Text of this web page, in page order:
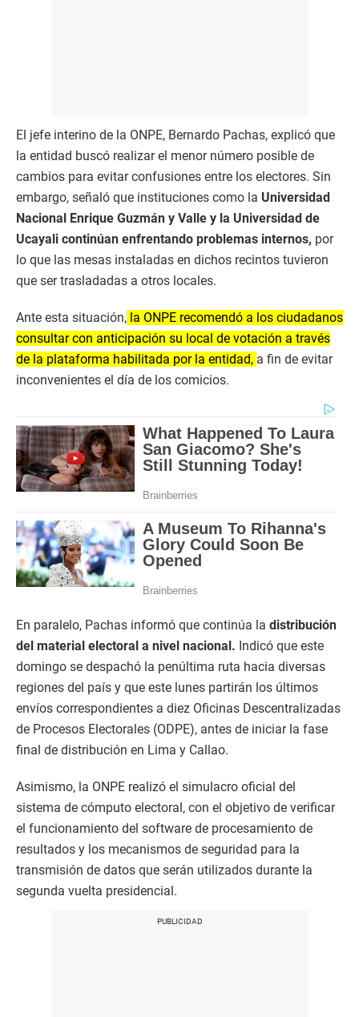
El jefe interino de la ONPE, Bernardo Pachas, explicó que
la entidad buscó realizar el menor número posible de
cambios para evitar confusiones entre los electores. Sin
embargo, señaló que instituciones como la Universidad
Nacional Enrique Guzmán y Valle y la Universidad de
Ucayali continúan enfrentando problemas internos, por
lo que las mesas instaladas en dichos recintos tuvieron
que ser trasladadas a otros locales.
Ante esta situación, la ONPE recomendó a los ciudadanos
consultar con anticipación su local de votación a través
de la plataforma habilitada por la entidad, a fin de evitar
inconvenientes el día de los comicios.
En paralelo, Pachas informó que continúa la distribución
del material electoral a nivel nacional. Indicó que este
domingo se despachó la penúltima ruta hacia diversas
regiones del país y que este lunes partirán los últimos
envíos correspondientes a diez Oficinas Descentralizadas
de Procesos Electorales (ODPE), antes de iniciar la fase
final de distribución en Lima y Callao.
Asimismo, la ONPE realizó el simulacro oficial del
sistema de cómputo electoral, con el objetivo de verificar
el funcionamiento del software de procesamiento de
resultados y los mecanismos de seguridad para la
transmisión de datos que serán utilizados durante la
segunda vuelta presidencial.